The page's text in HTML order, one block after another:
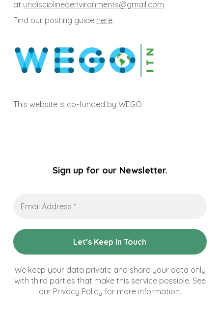
at undisciplinedenvironments@gmail.com
Find our posting guide here.
This website is co-funded by WEGO
Sign up for our Newsletter.
Address
We keep your data private and share your data only
with third parties that make this service possible. See
our Privacy Policy for more information.